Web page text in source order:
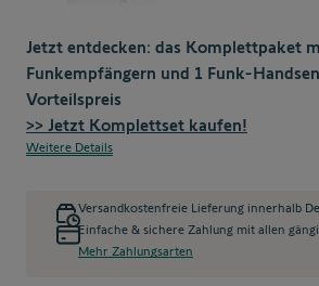
Jetzt entdecken: das Komplettpaket
Funkempfängern und 1 Funk-
Vorteilspreis
>> Jetzt Komplettset kaufen!
Weitere Details
Versandkostenfreie Lieferung innerhalb
Einfache & sichere Zahlung mit allen
Mehr Zahlungsarten